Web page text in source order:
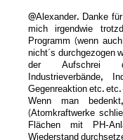
@Alexander. Danke
mich irgendwie
Programm (wenn
nicht´s durchgezogen
der Aufschrei
Industrieverbände,
Gegenreaktion etc. etc.
Wenn man
(Atomkraftwerke
Flächen mit PH-
Wiederstand